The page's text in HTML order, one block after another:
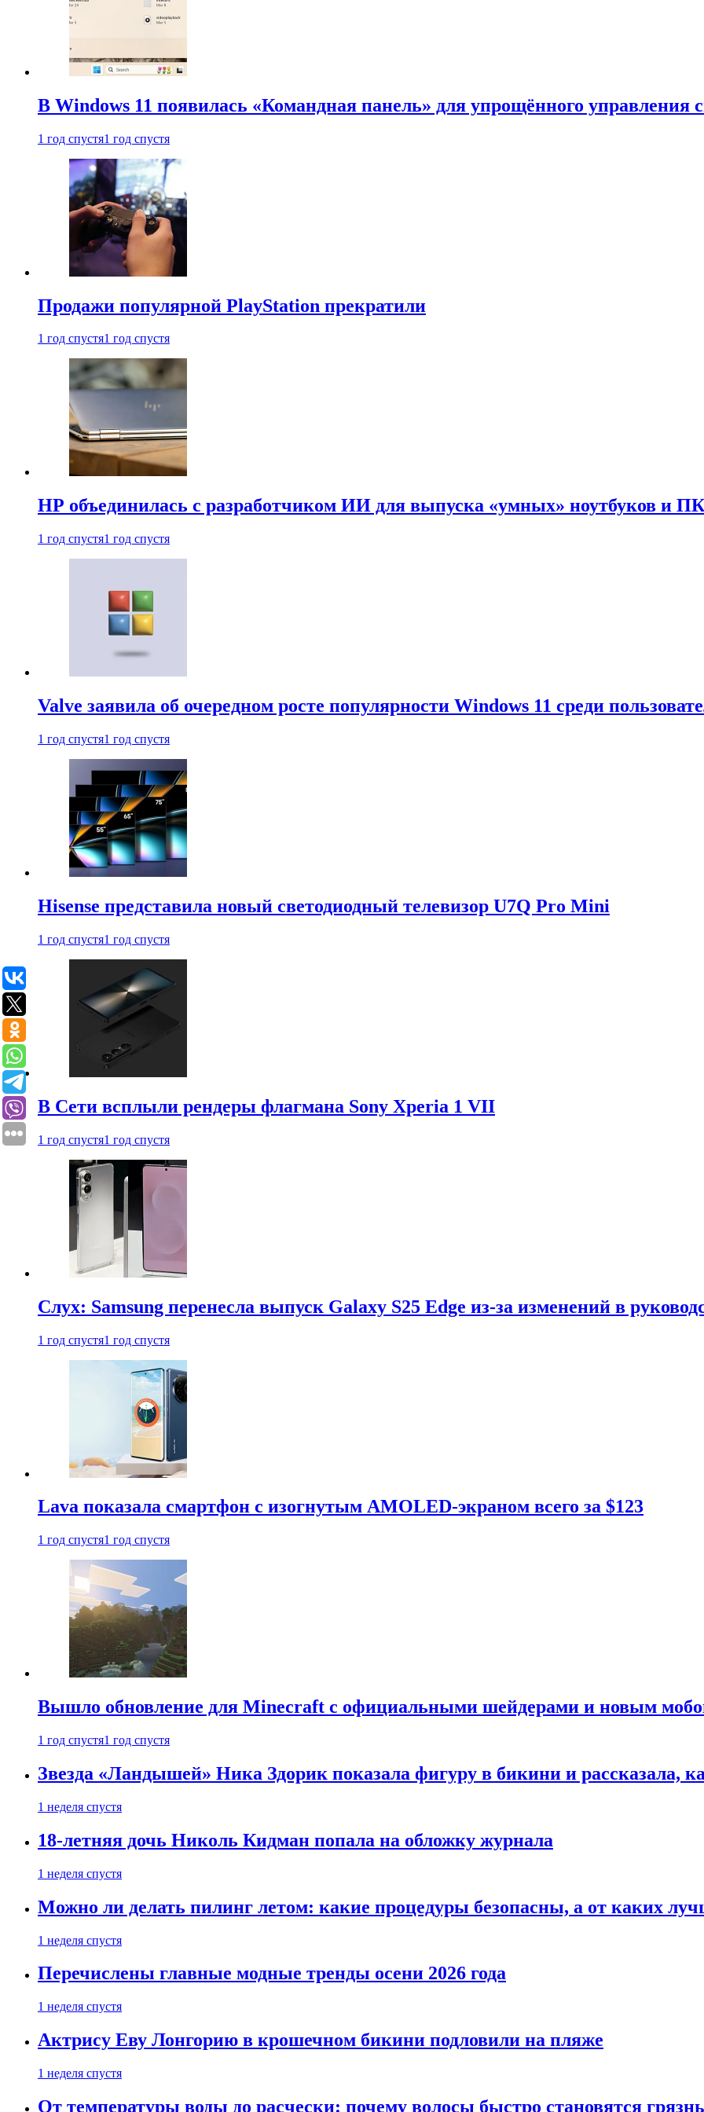
В Windows 11 появилась «Командная панель» для упрощённого управления
1 год спустя1 год спустя
Продажи популярной PlayStation прекратили
1 год спустя1 год спустя
HP объединилась с разработчиком ИИ для выпуска «умных» ноутбуков и ПК
1 год спустя1 год спустя
Valve заявила об очередном росте популярности Windows 11 среди
1 год спустя1 год спустя
Hisense представила новый светодиодный телевизор U7Q Pro Mini
1 год спустя1 год спустя
В Сети всплыли рендеры флагмана Sony Xperia 1 VII
1 год спустя1 год спустя
Слух: Samsung перенесла выпуск Galaxy S25 Edge из-за изменений в
1 год спустя1 год спустя
Lava показала смартфон с изогнутым AMOLED-экраном всего за $123
1 год спустя1 год спустя
Вышло обновление для Minecraft с официальными шейдерами и новым
1 год спустя1 год спустя
Звезда «Ландышей» Ника Здорик показала фигуру в бикини и рассказала,
1 неделя спустя
18-летняя дочь Николь Кидман попала на обложку журнала
1 неделя спустя
Можно ли делать пилинг летом: какие процедуры безопасны, а от каких
1 неделя спустя
Перечислены главные модные тренды осени 2026 года
1 неделя спустя
Актрису Еву Лонгорию в крошечном бикини подловили на пляже
1 неделя спустя
От температуры воды до расчески: почему волосы быстро становятся